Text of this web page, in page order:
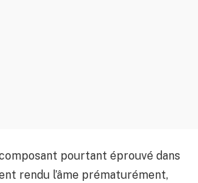
pourtant éprouvé dans
rendu l’âme prématurément,